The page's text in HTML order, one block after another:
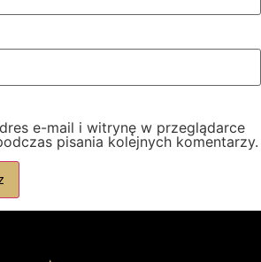
e-mail i witrynę w przeglądarce
pisania kolejnych komentarzy.